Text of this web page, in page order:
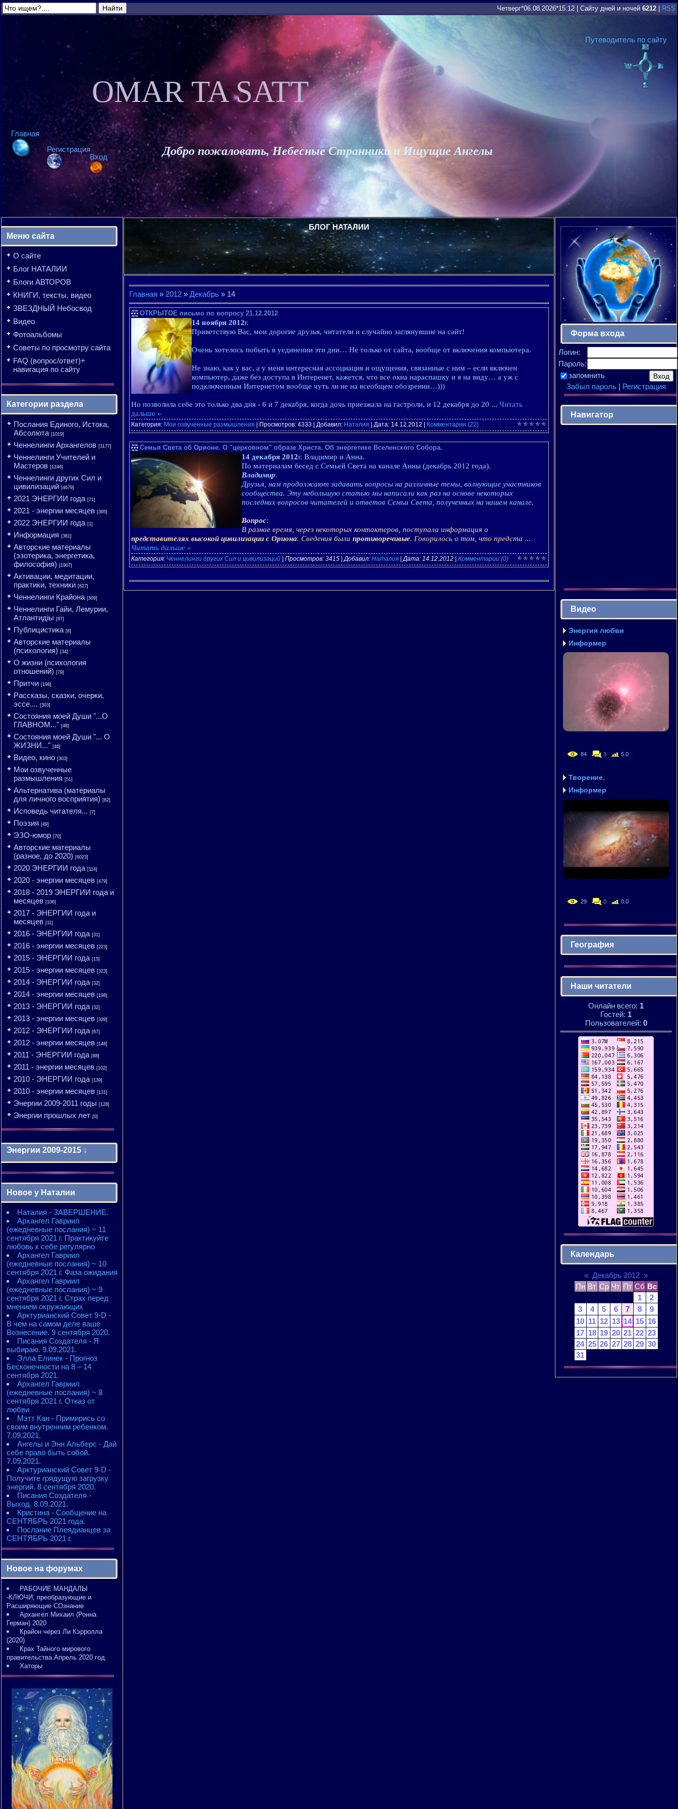
Четверг*06.08.2026*15:12 Сайту дней и ночей 6212 RSS
Путеводитель по сайту
Главная
Регистрация
Вход
OMAR TA SATT
Добро пожаловать, Небесные Странники и Ищущие Ангелы
Меню сайта
О сайте
Блог НАТАЛИИ
Блоги АВТОРОВ
КНИГИ, тексты, видео
ЗВЕЗДНЫЙ Небосвод
Видео
Фотоальбомы
Советы по просмотру сайта
FAQ (вопрос/ответ)+
навигация по сайту
Категории раздела
Послания Единого, Истока,
Абсолюта [1019]
Ченнелинги Архангелов [3177]
Ченнелинги Учителей и
Мастеров [1246]
Ченнелинги других Сил и
цивилизаций [4679]
2021 ЭНЕРГИИ года [71]
2021 - энергии месяцев [395]
2022 ЭНЕРГИИ года [1]
Информация [381]
Авторские материалы
(эзотерика, энергетика,
философия) [1907]
Активации, медитации,
практики, техники [827]
Ченнелинги Крайона [309]
Ченнелинги Гайи, Лемурии,
Атлантидіы [87]
Публицистика [8]
Авторские материалы
(психология) [34]
О жизни (психология
отношений) [79]
Притчи [198]
Рассказы, сказки, очерки,
эссе.... [303]
Состояния моей Души "...О
ГЛАВНОМ..." [48]
Состояния моей Души "... О
ЖИЗНИ..." [46]
Видео, кино [303]
Мои озвученные
размышления [51]
Альтернатива (материалы
для личного восприятия) [62]
Исповедь читателя... [7]
Поэзия [49]
ЭЗО-юмор [70]
Авторские материалы
(разное, до 2020) [6023]
2020 ЭНЕРГИИ года [114]
2020 - энергии месяцев [479]
2018 - 2019 ЭНЕРГИИ года и
месяцев [106]
2017 - ЭНЕРГИИ года и
месяцев [11]
2016 - ЭНЕРГИИ года [31]
2016 - энергии месяцев [223]
2015 - ЭНЕРГИИ года [15]
2015 - энергии месяцев [323]
2014 - ЭНЕРГИИ года [32]
2014 - энергии месяцев [198]
2013 - ЭНЕРГИИ года [32]
2013 - энергии месяцев [339]
2012 - ЭНЕРГИИ года [67]
2012 - энергии месяцев [148]
2011 - ЭНЕРГИИ года [88]
2011 - энергии месяцев [102]
2010 - ЭНЕРГИИ года [139]
2010 - энергии месяцев [131]
Энергии 2009-2011 годы [128]
Энергии прошлых лет [0]
Энергии 2009-2015 ↓
2010 - энергии месяцев
2010 - ЭНЕРГИИ года
2011 - энергии месяцев
2011 - ЭНЕРГИИ года
2012 - энергии месяцев
2012 - ЭНЕРГИИ года
2013 - энергии месяцев
2013 - ЭНЕРГИИ года
2014 - энергии месяцев
2014 - ЭНЕРГИИ года
2015 - энергии месяцев
2015 - ЭНЕРГИИ года
Новое у Наталии
Наталия - ЗАВЕРШЕНИЕ.
Архангел Гавриил
(ежедневные послания) ~ 11
сентября 2021 г. Практикуйте
любовь к себе регулярно
Архангел Гавриил
(ежедневные послания) ~ 10
сентября 2021 г. Фаза ожидания
Архангел Гавриил
(ежедневные послания) ~ 9
сентября 2021 г. Страх перед
мнением окружающих
Арктурианский Совет 9-D -
В чем на самом деле ваше
Вознесение. 9 сентября 2020.
Писания Создателя - Я
выбираю. 9.09.2021.
Элла Елинек - Прогноз
Бесконечности на 8 – 14
сентября 2021.
Архангел Гавриил
(ежедневные послания) ~ 8
сентября 2021 г. Отказ от
любви
Мэтт Кан - Примирись со
своим внутренним ребенком.
7.09.2021.
Ангелы и Энн Альберс - Дай
себе право быть собой.
7.09.2021.
Арктурианский Совет 9-D -
Получите грядущую загрузку
энергий. 8 сентября 2020.
Писания Создателя -
Выход. 8.09.2021.
Кристина - Сообщение на
СЕНТЯБРЬ 2021 года.
Послание Плеядианцев за
СЕНТЯБРЬ 2021 г.
Новое на форумах
РАБОЧИЕ МАНДАЛЫ
-КЛЮЧИ, преобразующие и
Расширяющие СОзнание
Архангел Михаил (Ронна
Герман) 2020
Крайон через Ли Кэрролла
(2020)
Крах Тайного мирового
правительства.Апрель 2020 год.
Хаторы
БЛОГ НАТАЛИИ
Главная » 2012 » Декабрь » 14
ОТКРЫТОЕ письмо по вопросу 21.12.2012
14 ноября 2012г.
Приветствую Вас, мои дорогие друзья, читатели и случайно заглянувшие на сайт!
Очень хотелось побыть в уединении эти дни… Не только от сайта, вообще от включения компьютера.
Не знаю, как у вас, а у меня интересная ассоциация и ощущения, связанные с ним – если включен
компьютер, даже без доступа в Интеренет, кажется, что все окна нараспашку и я на виду… а уж с
подключенным Интернетом вообще чуть ли не на всеобщем обозрении…)))
Но позволила себе это только два дня - 6 и 7 декабря, когда дочь приезжала на гастроли, и 12 декабря до 20 ... Читать
дальше »
Категория: Мои озвученные размышления | Просмотров: 4333 | Добавил: Наталия | Дата: 14.12.2012 Комментарии (22)
Семья Света об Орионе. О "церковном" образе Христа. Об энергетике Вселенского Собора.
14 декабря 2012г. Владимир и Анна.
По материалам бесед с Семьей Света на канале Анны (декабрь 2012 года).
Владимир.
Друзья, нам продолжают задавать вопросы на различные темы, волнующие участников
сообщества. Эту небольшую статью мы написали как раз на основе некоторых
последних вопросов читателей и ответов Семьи Света, полученных на нашем канале.
Вопрос:
В разное время, через некоторых контактеров, поступала информация о
представителях высокой цивилизации с Ориона. Сведения были противоречивые. Говорилось о том, что предста ...
Читать дальше »
Категория: Ченнелинги других Сил и цивилизаций | Просмотров: 3415 | Добавил: Наталия | Дата: 14.12.2012 Комментарии (0)
Форма входа
Логин:
Пароль:
запомнить
Забыл пароль| Регистрация
Навигатор
Видео
Энергия любви
Информер
84 3 5.0
Творение.
Информер
29 0 0.0
География
Наши читатели
Онлайн всего: 1
Гостей: 1
Пользователей: 0
Календарь
« Декабрь 2012 »
Пн Вт Ср Чт Пт Сб Вс
1
2
3
4 5 6 7 8
9
10 11 12 13 14 15 16
17 18 19 20 21 22 23
24 25 26 27 28 29 30
31